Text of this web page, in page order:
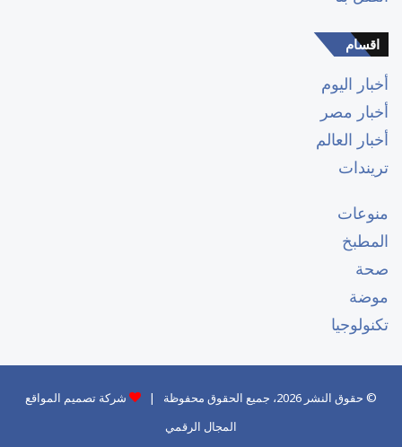
اقسام
أخبار اليوم
أخبار مصر
أخبار العالم
تريندات
منوعات
المطبخ
صحة
موضة
تكنولوجيا
© حقوق النشر 2026، جميع الحقوق محفوظة |
شركة تصميم المواقع
المجال الرقمي